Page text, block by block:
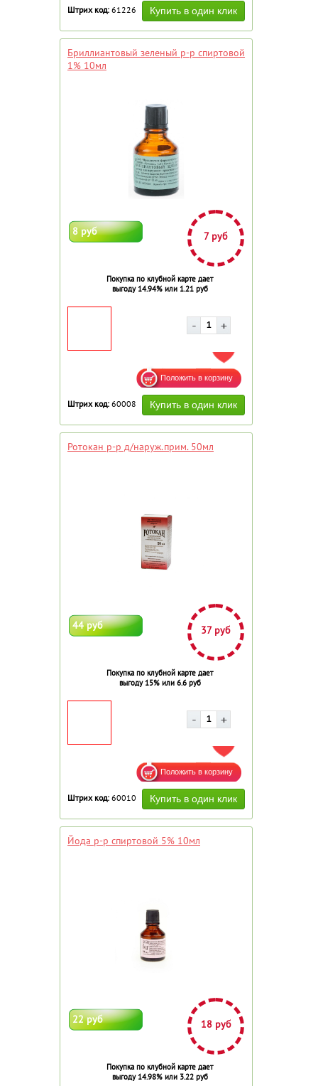
Штрих код: 61226
Бриллиантовый зеленый р-р спиртовой
1% 10мл
8 руб 7 руб
Покупка по клубной карте дает
выгоду 14.94% или 1.21 руб
ДОБАВИТЬ В ИЗБРАННОЕ
Штрих код: 60008
Ротокан р-р д/наруж.прим. 50мл
44 руб 37 руб
Покупка по клубной карте дает
выгоду 15% или 6.6 руб
ДОБАВИТЬ В ИЗБРАННОЕ
Штрих код: 60010
Йода р-р спиртовой 5% 10мл
22 руб 18 руб
Покупка по клубной карте дает
выгоду 14.98% или 3.22 руб